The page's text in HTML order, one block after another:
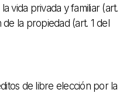
vida privada y familiar (art.
la propiedad (art. 1 del
de libre elección por la